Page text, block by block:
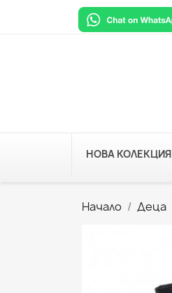
НОВА КОЛЕКЦИЯ
Начало Деца